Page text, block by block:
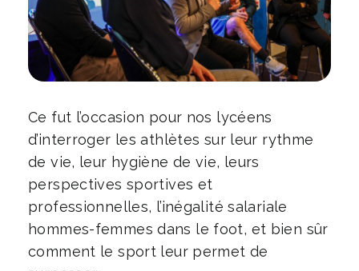
Ce fut l’occasion pour nos lycéens
d’interroger les athlètes sur leur rythme
de vie, leur hygiène de vie, leurs
perspectives sportives et
professionnelles, l’inégalité salariale
hommes-femmes dans le foot, et bien sûr
comment le sport leur permet de